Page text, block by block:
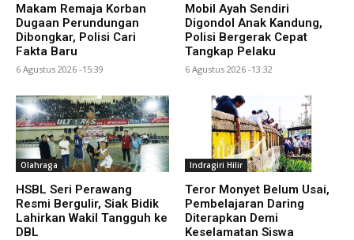
Makam Remaja Korban
Dugaan Perundungan
Dibongkar, Polisi Cari
Fakta Baru
6 Agustus 2026 -15:39
Mobil Ayah Sendiri
Digondol Anak Kandung,
Polisi Bergerak Cepat
Tangkap Pelaku
6 Agustus 2026 -13:32
Olahraga
HSBL Seri Perawang
Resmi Bergulir, Siak Bidik
Lahirkan Wakil Tangguh ke
DBL
Indragiri Hilir
Teror Monyet Belum Usai,
Pembelajaran Daring
Diterapkan Demi
Keselamatan Siswa